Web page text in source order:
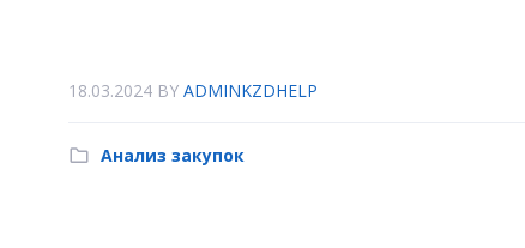
18.03.2024 BYADMINKZDHELP
Анализ закупок